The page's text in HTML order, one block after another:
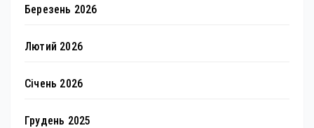
Березень 2026
Лютий 2026
Січень 2026
Грудень 2025